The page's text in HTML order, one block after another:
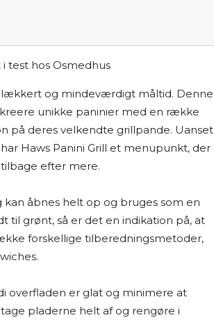
lækkert og mindeværdigt måltid. Denne
unikke paninier med en række
på deres velkendte grillpande. Uanset
Haws Panini Grill et menupunkt, der
efter mere.
kan åbnes helt op og bruges som en
til grønt, så er det en indikation på, at
forskellige tilberedningsmetoder,
overfladen er glat og minimere at
pladerne helt af og rengøre i